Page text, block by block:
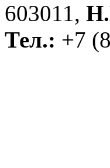
603011,
Тел.: +7